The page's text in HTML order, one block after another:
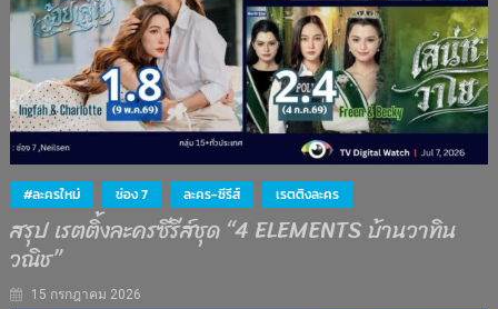
#ละครใหม่ ช่อง 7 ละคร-ซีรีส์ เรตติงละคร
สรุป เรตติ้งละครซีรีส์ชุด “4 ELEMENTS บ้านวาทิน
วณิช”
15 กรกฎาคม 2026